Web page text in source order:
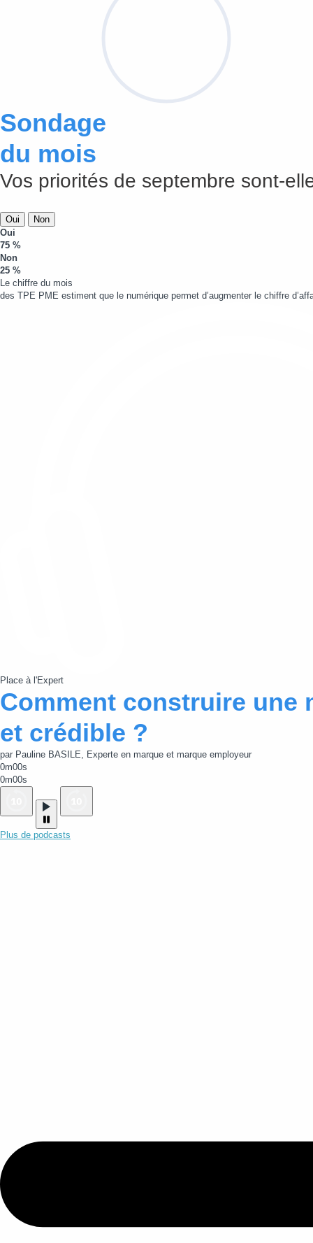
Sondage
du mois
Vos priorités de septembre sont-
Oui
Non
Oui
75 %
Non
25 %
Le chiffre du mois
des TPE PME estiment que le numérique permet d’augmenter le chiffre
Place à l'Expert
Comment construire une
et crédible ?
par Pauline BASILE, Experte en marque et marque employeur
0m00s
0m00s
Plus de podcasts